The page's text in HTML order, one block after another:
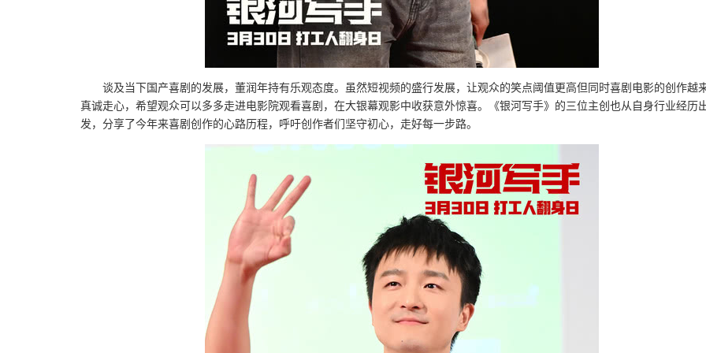
谈及当下国产喜剧的发展，董润年持有乐观态度。虽然短视频的盛行发展，让观众的笑点阈值更高但同时喜剧电影的创作越
真诚走心，希望观众可以多多走进电影院观看喜剧，在大银幕观影中收获意外惊喜。《银河写手》的三位主创也从自身行业经历
发，分享了今年来喜剧创作的心路历程，呼吁创作者们坚守初心，走好每一步路。